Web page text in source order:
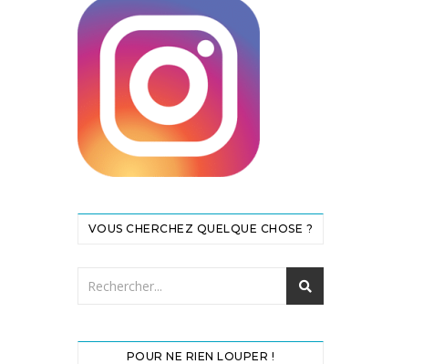
VOUS CHERCHEZ QUELQUE CHOSE ?
POUR NE RIEN LOUPER !